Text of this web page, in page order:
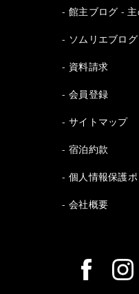
館主ブログ -
ソムリエブロ
資料請求
会員登録
サイトマップ
宿泊約款
個人情報保護
会社概要